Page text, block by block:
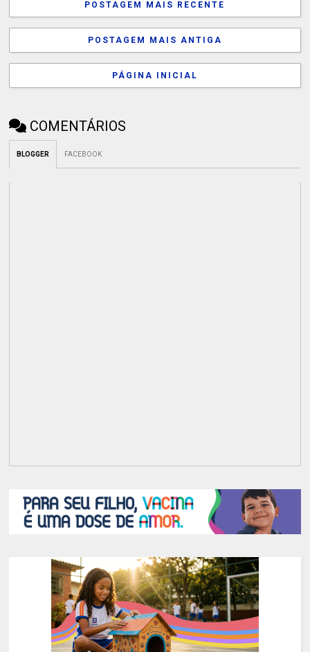
POSTAGEM MAIS RECENTE
POSTAGEM MAIS ANTIGA
PÁGINA INICIAL
COMENTÁRIOS
BLOGGER FACEBOOK